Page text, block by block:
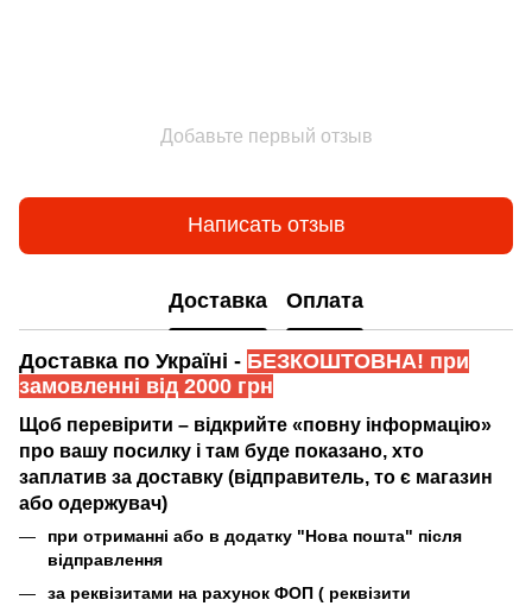
Добавьте первый отзыв
Написать отзыв
Доставка Оплата
Доставка по Україні - БЕЗКОШТОВНА! при
замовленні від 2000 грн
Щоб перевірити – відкрийте «повну інформацію»
про вашу посилку і там буде показано, хто
заплатив за доставку (відправитель, то є магазин
або одержувач)
при отриманні або в додатку "Нова пошта" після
відправлення
за реквізитами на рахунок ФОП ( реквізити